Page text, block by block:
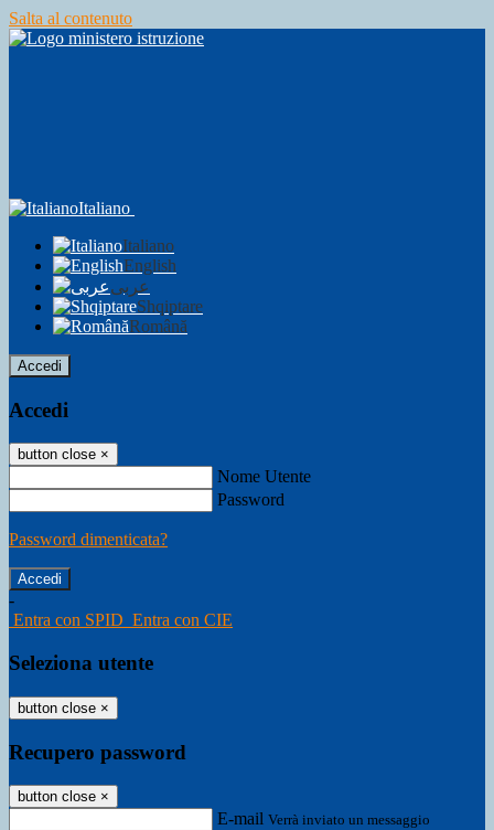
Salta al contenuto
Italiano
Italiano
English
عربى
Shqiptare
Română
Accedi
Accedi
button close ×
Nome Utente
Password
Password dimenticata?
-
Entra con SPID Entra con CIE
Seleziona utente
button close ×
Recupero password
button close ×
E-mail Verrà inviato un messaggio